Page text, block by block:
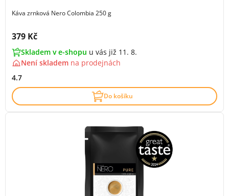
Káva zrnková Nero Colombia 250 g
Cena s DPH:
379 Kč
Skladem v e-shopu u vás již 11. 8.
Není skladem na prodejnách
4.7
Do košíku